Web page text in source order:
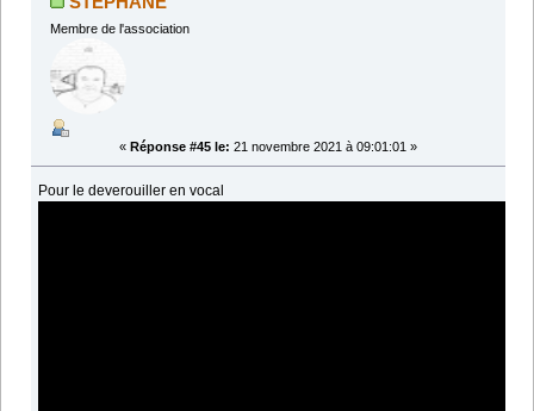
Membre de l'association
« Réponse #45 le: 21 novembre 2021 à 09:01:01 »
Pour le deverouiller en vocal